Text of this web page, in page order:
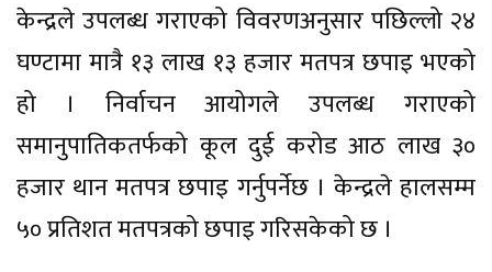
केन्द्रले उपलब्ध गराएको विवरणअनुसार पछिल्लो २४
घण्टामा मात्रै १३ लाख १३ हजार मतपत्र छपाइ भएको
हो । निर्वाचन आयोगले उपलब्ध गराएको
समानुपातिकतर्फको कूल दुई करोड आठ लाख ३०
हजार थान मतपत्र छपाइ गर्नुपर्नेछ । केन्द्रले हालसम्म
५० प्रतिशत मतपत्रको छपाइ गरिसकेको छ ।